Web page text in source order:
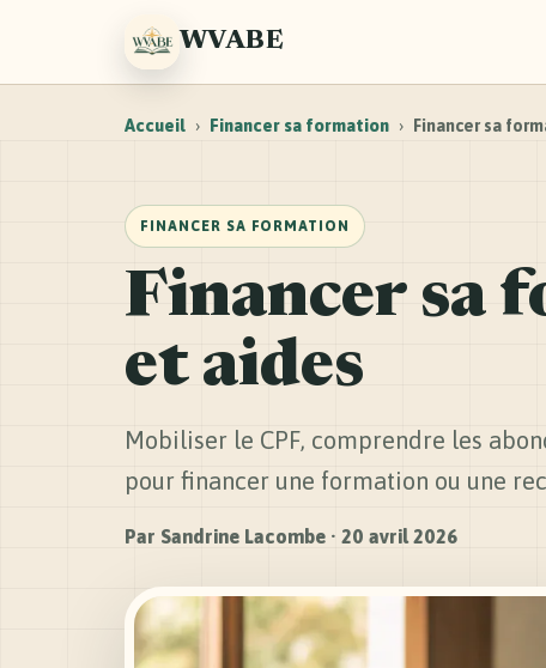
WVABE
Accueil › Financer sa formation › Financer sa
FINANCER SA FORMATION
Financer sa
et aides
Mobiliser le CPF, comprendre les
pour financer une formation ou une
Par Sandrine Lacombe · 20 avril 2026